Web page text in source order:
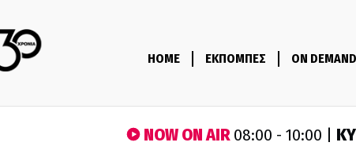
HOME ΕΚΠΟΜΠΕΣ ON DEMAND
NOW ON AIR08:00 - 10:00 |